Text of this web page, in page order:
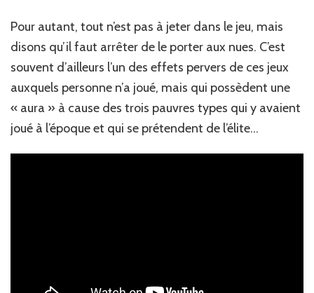
Pour autant, tout n’est pas à jeter dans le jeu, mais
disons qu’il faut arrêter de le porter aux nues. C’est
souvent d’ailleurs l’un des effets pervers de ces jeux
auxquels personne n’a joué, mais qui possèdent une
« aura » à cause des trois pauvres types qui y avaient
joué à l’époque et qui se prétendent de l’élite…